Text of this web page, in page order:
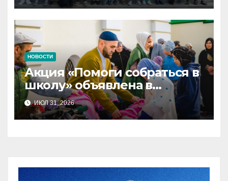
НОВОСТИ
Акция «Помоги собраться в
школу» объявлена в
Татарстане
ИЮЛ 31, 2026